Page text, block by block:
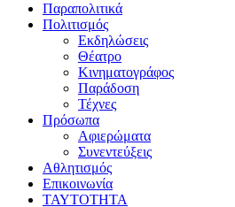
Παραπολιτικά
Πολιτισμός
Εκδηλώσεις
Θέατρο
Κινηματογράφος
Παράδοση
Τέχνες
Πρόσωπα
Αφιερώματα
Συνεντεύξεις
Αθλητισμός
Επικοινωνία
ΤΑΥΤΟΤΗΤΑ